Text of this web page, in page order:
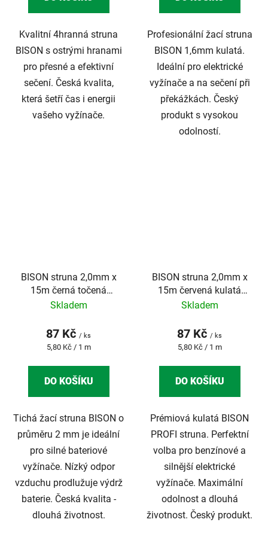
Kvalitní 4hranná struna
BISON s ostrými hranami
pro přesné a efektivní
sečení. Česká kvalita,
která šetří čas i energii
vašeho vyžínače.
Profesionální žací struna
BISON 1,6mm kulatá.
Ideální pro elektrické
vyžínače a na sečení při
překážkách. Český
produkt s vysokou
odolností.
BISON struna 2,0mm x
15m černá točená
SILENT BLACK
Skladem
87 Kč / ks
Měrná
5,80 Kč / 1 m
DO KOŠÍKU
Tichá žací struna BISON o
průměru 2 mm je ideální
pro silné bateriové
vyžínače. Nízký odpor
vzduchu prodlužuje výdrž
baterie. Česká kvalita -
dlouhá životnost.
BISON struna 2,0mm x
15m červená kulatá
PROFI
Skladem
87 Kč / ks
Měrná
5,80 Kč / 1 m
DO KOŠÍKU
Prémiová kulatá BISON
PROFI struna. Perfektní
volba pro benzínové a
silnější elektrické
vyžínače. Maximální
odolnost a dlouhá
životnost. Český produkt.